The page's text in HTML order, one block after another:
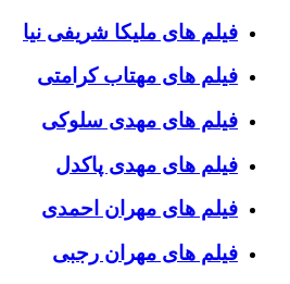
فیلم های ملیکا شریفی نیا
فیلم های مهتاب کرامتی
فیلم های مهدی سلوکی
فیلم های مهدی پاکدل
فیلم های مهران احمدی
فیلم های مهران رجبی